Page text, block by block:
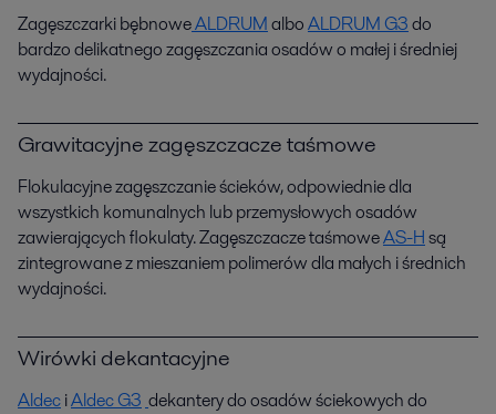
Zagęszczarki bębnoweALDRUMalboALDRUM G3do
bardzo delikatnego zagęszczania osadów o małej i średniej
wydajności.
Grawitacyjne zagęszczacze taśmowe
Flokulacyjne zagęszczanie ścieków, odpowiednie dla
wszystkich komunalnych lub przemysłowych osadów
zawierających flokulaty. Zagęszczacze taśmoweAS-Hsą
zintegrowane z mieszaniem polimerów dla małych i średnich
wydajności.
Wirówki dekantacyjne
AldeciAldec G3 dekantery do osadów ściekowych do